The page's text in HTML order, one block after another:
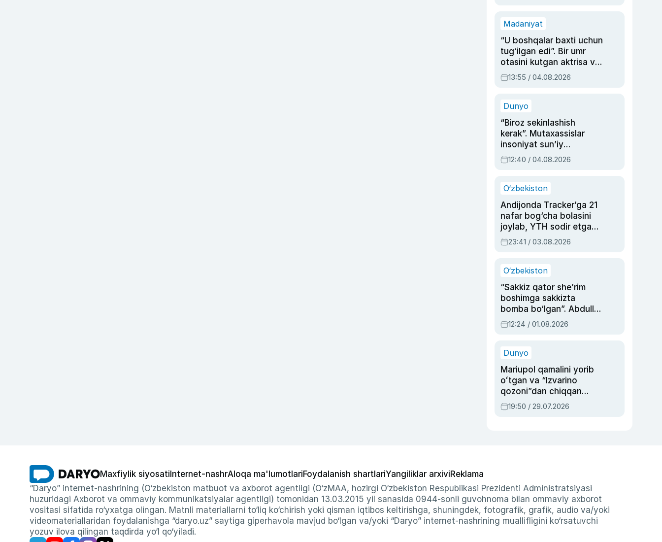
Madaniyat
“U boshqalar baxti uchun
tug‘ilgan edi”. Bir umr
otasini kutgan aktrisa va
dublyaj ustasi Rimma
Ahmedovaning
13:55 / 04.08.2026
Dunyo
“Biroz sekinlashish
kerak”. Mutaxassislar
insoniyat sun’iy
intellektni boshqara
olmay qolishidan xavotir
12:40 / 04.08.2026
O‘zbekiston
Andijonda Tracker’ga 21
nafar bog‘cha bolasini
joylab, YTH sodir etgan
ayolga sud hukmi o‘qildi
23:41 / 03.08.2026
O‘zbekiston
“Sakkiz qator she’rim
boshimga sakkizta
bomba bo‘lgan”. Abdulla
Oripovni siyosiy
ayblovlardan asrab
12:24 / 01.08.2026
Dunyo
Mariupol qamalini yorib
oʻtgan va “Izvarino
qozoni”dan chiqqan
qahramon — Ukraina
armiyasi bosh
19:50 / 29.07.2026
Maxfiylik siyosati Internet-nashrAloqa ma'lumotlariFoydalanish shartlariYangiliklar arxiviReklama
“Daryo” internet-nashrining (O‘zbekiston matbuot va axborot agentligi (O‘zMAA, hozirgi O‘zbekiston Respublikasi Prezidenti Administratsiyasi
huzuridagi Axborot va ommaviy kommunikatsiyalar agentligi) tomonidan 13.03.2015 yil sanasida 0944-sonli guvohnoma bilan ommaviy axborot
vositasi sifatida ro‘yxatga olingan. Matnli materiallarni to‘liq ko‘chirish yoki qisman iqtibos keltirishga, shuningdek, fotografik, grafik, audio va/yoki
videomateriallaridan foydalanishga “daryo.uz” saytiga giperhavola mavjud bo‘lgan va/yoki “Daryo” internet-nashrining muallifligini ko‘rsatuvchi
yozuv ilova qilingan taqdirda yo‘l qo‘yiladi.